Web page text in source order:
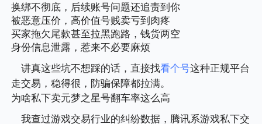
换绑不彻底，后续账号问题还追责到你
被恶意压价，高价值号贱卖亏到肉疼
买家拖欠尾款甚至拉黑跑路，钱货两空
身份信息泄露，惹来不必要麻烦
讲真这些坑不想踩的话，直接找看个号这种正规平台
走交易，稳得很，防骗保障都拉满。
为啥私下卖元梦之星号翻车率这么高
我查过游戏交易行业的纠纷数据，腾讯系游戏私下交